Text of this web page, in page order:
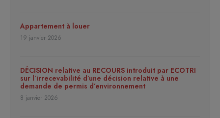
Appartement à louer
19 janvier 2026
DÉCISION relative au RECOURS introduit par ECOTRI
sur l’irrecevabilité d’une décision relative à une
demande de permis d’environnement
8 janvier 2026